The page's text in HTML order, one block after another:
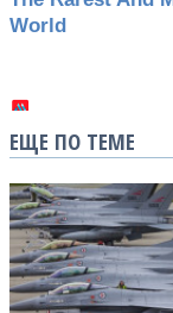
ЕЩЕ ПО ТЕМЕ